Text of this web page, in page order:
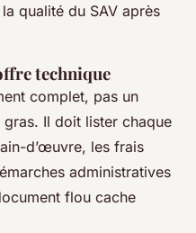
qualité du SAV après
technique
complet, pas un
Il doit lister chaque
d’œuvre, les frais
administratives
flou cache